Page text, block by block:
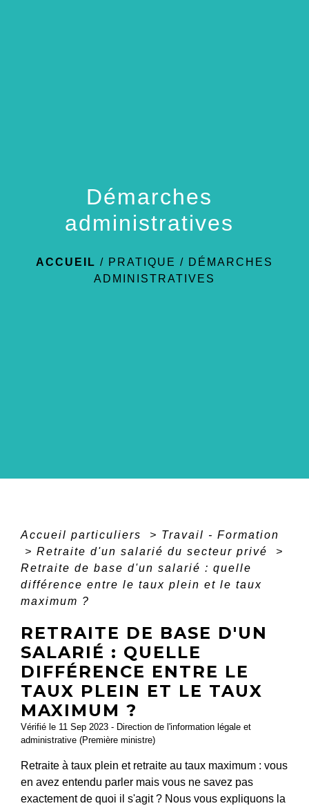
Démarches
administratives
ACCUEIL / PRATIQUE / DÉMARCHES
ADMINISTRATIVES
Accueil particuliers > Travail - Formation
> Retraite d'un salarié du secteur privé
>
Retraite de base d'un salarié : quelle
différence entre le taux plein et le taux
maximum ?
RETRAITE DE BASE D'UN
SALARIÉ : QUELLE
DIFFÉRENCE ENTRE LE
TAUX PLEIN ET LE TAUX
MAXIMUM ?
Vérifié le 11 Sep 2023 - Direction de l'information légale et
administrative (Première ministre)
Retraite à taux plein et retraite au taux maximum : vous
en avez entendu parler mais vous ne savez pas
exactement de quoi il s'agit ? Nous vous expliquons la